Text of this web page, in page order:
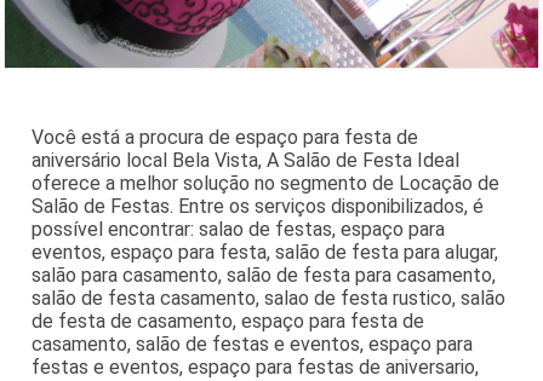
Você está a procura de espaço para festa de
aniversário local Bela Vista, A Salão de Festa Ideal
oferece a melhor solução no segmento de Locação de
Salão de Festas. Entre os serviços disponibilizados, é
possível encontrar: salao de festas, espaço para
eventos, espaço para festa, salão de festa para alugar,
salão para casamento, salão de festa para casamento,
salão de festa casamento, salao de festa rustico, salão
de festa de casamento, espaço para festa de
casamento, salão de festas e eventos, espaço para
festas e eventos, espaço para festas de aniversario,